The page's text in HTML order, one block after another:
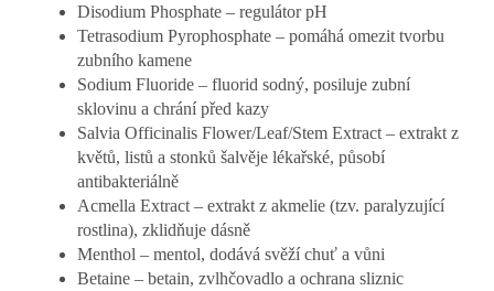
Disodium Phosphate – regulátor pH
Tetrasodium Pyrophosphate – pomáhá omezit tvorbu
zubního kamene
Sodium Fluoride – fluorid sodný, posiluje zubní
sklovinu a chrání před kazy
Salvia Officinalis Flower/Leaf/Stem Extract – extrakt z
květů, listů a stonků šalvěje lékařské, působí
antibakteriálně
Acmella Extract – extrakt z akmelie (tzv. paralyzující
rostlina), zklidňuje dásně
Menthol – mentol, dodává svěží chuť a vůni
Betaine – betain, zvlhčovadlo a ochrana sliznic